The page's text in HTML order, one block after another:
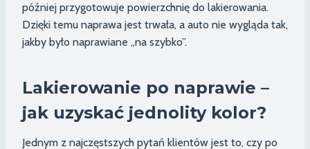
później przygotowuje powierzchnię do lakierowania.
Dzięki temu naprawa jest trwała, a auto nie wygląda tak,
jakby było naprawiane „na szybko”.
Lakierowanie po naprawie –
jak uzyskać jednolity kolor?
Jednym z najczęstszych pytań klientów jest to, czy po